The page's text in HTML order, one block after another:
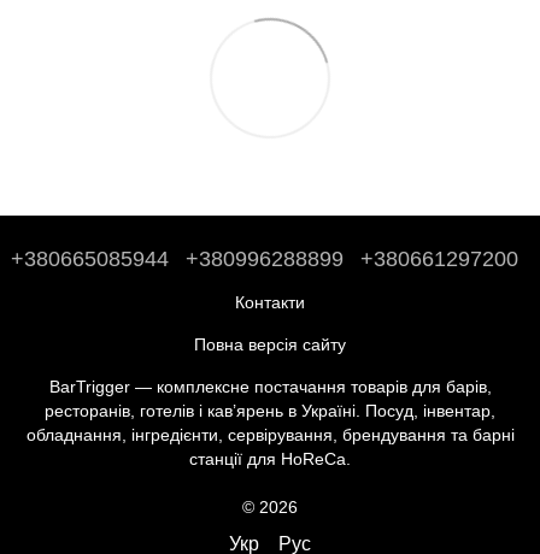
+380665085944 +380996288899 +380661297200
Контакти
Повна версія сайту
BarTrigger — комплексне постачання товарів для барів,
ресторанів, готелів і кав’ярень в Україні. Посуд, інвентар,
обладнання, інгредієнти, сервірування, брендування та барні
станції для HoReCa.
© 2026
Укр Рус